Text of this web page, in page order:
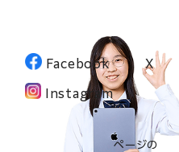
Facebook
Instagram
X
ページの